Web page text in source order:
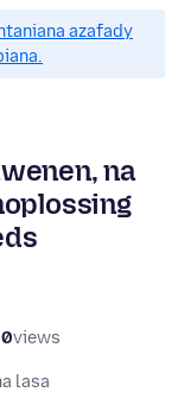
azafady
na
views
lasa